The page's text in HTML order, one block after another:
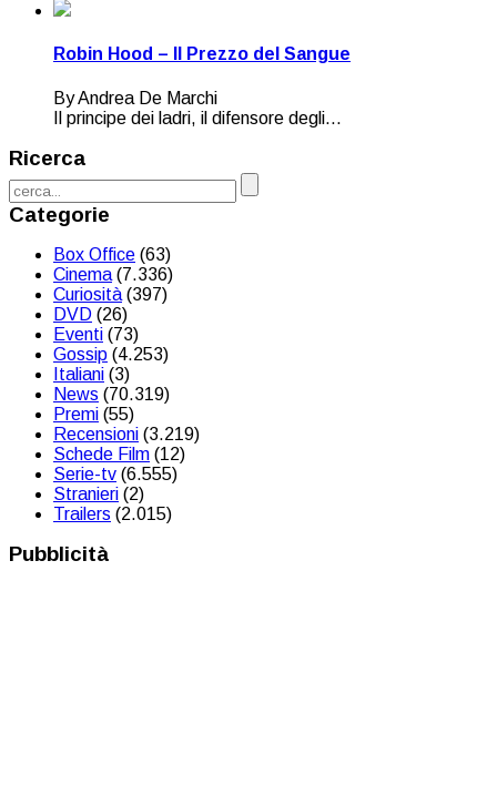
Robin Hood – Il Prezzo del Sangue
By Andrea De Marchi
Il principe dei ladri, il difensore degli...
Ricerca
Categorie
Box Office (63)
Cinema (7.336)
Curiosità (397)
DVD (26)
Eventi (73)
Gossip (4.253)
Italiani (3)
News (70.319)
Premi (55)
Recensioni (3.219)
Schede Film (12)
Serie-tv (6.555)
Stranieri (2)
Trailers (2.015)
Pubblicità